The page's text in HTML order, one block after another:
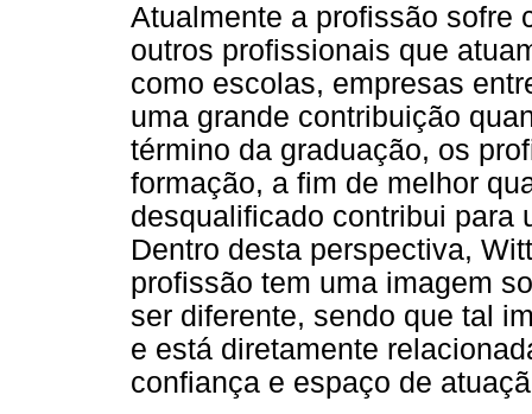
Atualmente a profissão sofre
outros profissionais que
como escolas, empresas
uma grande contribuição
término da graduação, os
formação, a fim de melhor
desqualificado contribui para
Dentro desta perspectiva,
profissão tem uma imagem
ser diferente, sendo que tal
e está diretamente
confiança e espaço de